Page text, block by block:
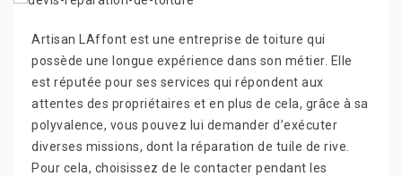
Artisan LAffont est une entreprise de toiture qui
possède une longue expérience dans son métier. Elle
est réputée pour ses services qui répondent aux
attentes des propriétaires et en plus de cela, grâce à sa
polyvalence, vous pouvez lui demander d’exécuter
diverses missions, dont la réparation de tuile de rive.
Pour cela, choisissez de le contacter pendant les